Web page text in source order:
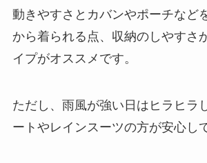
動きやすさとカバンやポーチなど
から着られる点、収納のしやすさ
イプがオススメです。
ただし、雨風が強い日はヒラヒラ
ートやレインスーツの方が安心し